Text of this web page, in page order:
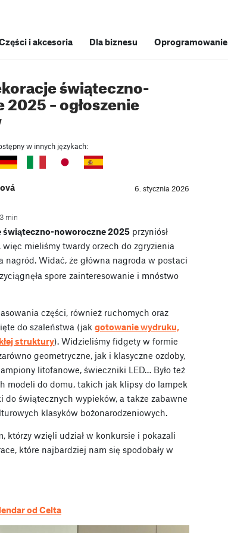
i akcesoria Dla biznesu Oprogramowanie
świąteczno-
– ogłoszenie
w innych językach:
6. stycznia 2026
min
świąteczno-noworoczne 2025 przyniósł
, więc mieliśmy twardy orzech do zgryzienia
nagród. Widać, że główna nagroda w postaci
spore zainteresowanie i mnóstwo
części, również ruchomych oraz
do szaleństwa (jak gotowanie wydruku,
struktury). Widzieliśmy fidgety w formie
geometryczne, jak i klasyczne ozdoby,
litofanowe, świeczniki LED… Było też
modeli do domu, takich jak klipsy do lampek
do świątecznych wypieków, a także zabawne
klasyków bożonarodzeniowych.
którzy wzięli udział w konkursie i pokazali
które najbardziej nam się spodobały w
od Celta